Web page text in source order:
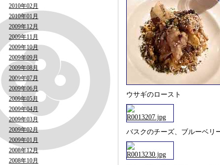
2010年02月
2010年01月
2009年12月
2009年11月
2009年10月
2009年09月
2009年08月
2009年07月
2009年06月
2009年05月
2009年04月
2009年03月
2009年02月
2009年01月
2008年12月
2008年10月
ウサギのロースト
バスクのチーズ、ブルーベリ